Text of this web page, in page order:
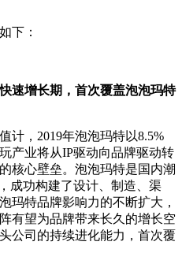
下：
速增长期，首次覆盖泡泡玛特
，2019年泡泡玛特以8.5%
产业将从IP驱动向品牌驱动转
核心壁垒。泡泡玛特是国内潮
成功构建了设计、制造、渠
玛特品牌影响力的不断扩大，
有望为品牌带来长久的增长空
公司的持续进化能力，首次覆